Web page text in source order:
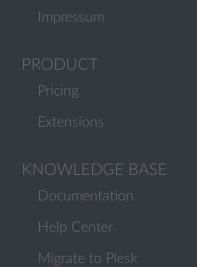
Impressum
PRODUCT
Pricing
Extensions
KNOWLEDGE BASE
Documentation
Help Center
Migrate to Plesk